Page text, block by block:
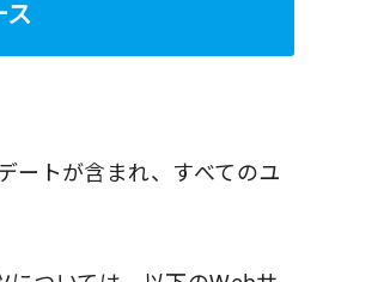
ス
ートが含まれ、すべてのユ